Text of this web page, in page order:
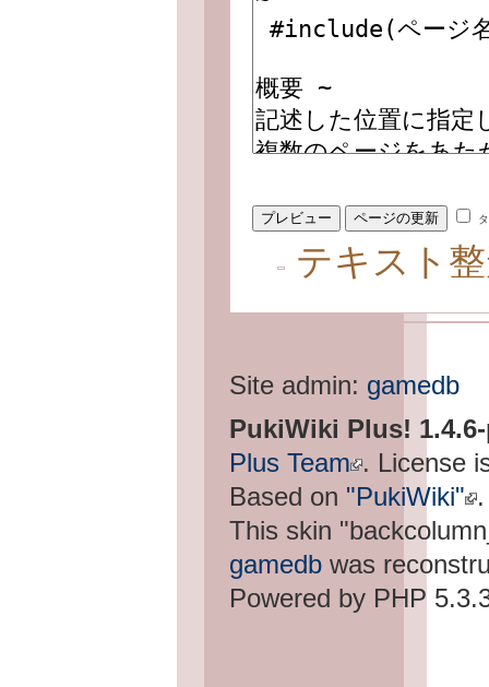
テキスト
Site admin: gamedb
PukiWiki Plus!
Plus Team . License
Based on "PukiWiki" .
This skin
gamedb was
Powered by PHP